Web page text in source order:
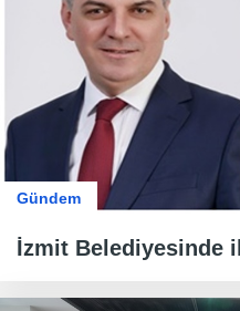
Gündem
İzmit Belediyesinde